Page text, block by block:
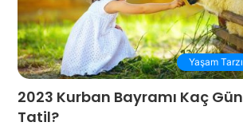
Yaşam Tarzı
2023 Kurban Bayramı Kaç Gün
Tatil?